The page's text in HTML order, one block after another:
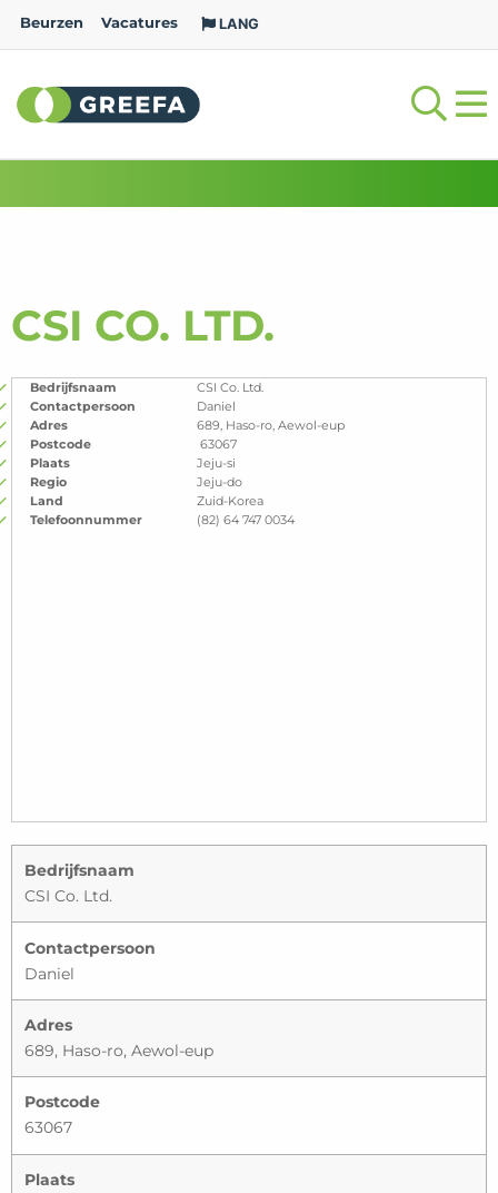
Beurzen Vacatures LANG
CSI CO. LTD.
Bedrijfsnaam
CSI Co. Ltd.
Contactpersoon
Daniel
Adres
689, Haso-ro, Aewol-eup
Postcode
63067
Plaats
Jeju-si
Regio
Jeju-do
Land
Zuid-Korea
Telefoonnummer
(82) 64 747 0034
Bedrijfsnaam
CSI Co. Ltd.
Contactpersoon
Daniel
Adres
689, Haso-ro, Aewol-eup
Postcode
63067
Plaats